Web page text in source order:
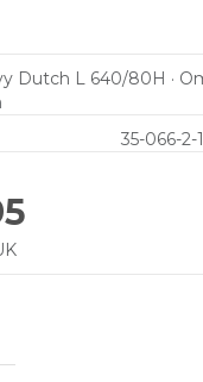
Dutch L 640/80H ·
35-066-2-